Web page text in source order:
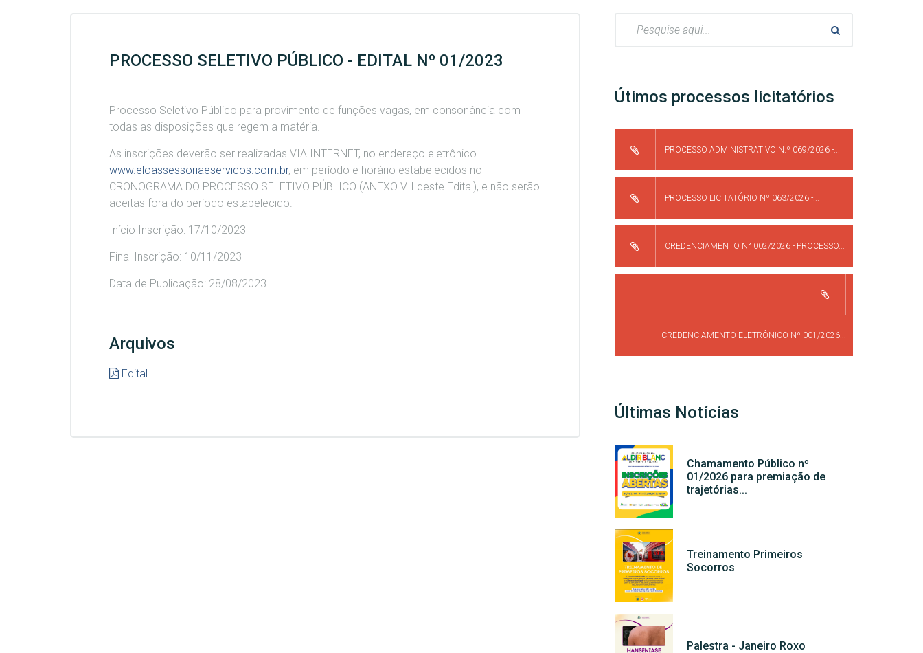
PROCESSO SELETIVO PÚBLICO - EDITAL Nº 01/2023
Processo Seletivo Público para provimento de funções vagas, em consonância com
todas as disposições que regem a matéria.
As inscrições deverão ser realizadas VIA INTERNET, no endereço eletrônico
www.eloassessoriaeservicos.com.br, em período e horário estabelecidos no
CRONOGRAMA DO PROCESSO SELETIVO PÚBLICO (ANEXO VII deste Edital), e não serão
aceitas fora do período estabelecido.
Início Inscrição: 17/10/2023
Final Inscrição: 10/11/2023
Data de Publicação: 28/08/2023
Arquivos
Edital
Útimos processos licitatórios
PROCESSO ADMINISTRATIVO N.º 069/2026 -...
PROCESSO LICITATÓRIO Nº 063/2026 -...
CREDENCIAMENTO N° 002/2026 - PROCESSO...
CREDENCIAMENTO ELETRÔNICO Nº 001/2026...
Últimas Notícias
Chamamento Público nº
01/2026 para premiação de
trajetórias...
Treinamento Primeiros
Socorros
Palestra - Janeiro Roxo